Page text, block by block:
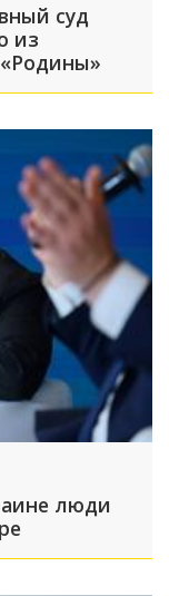
суд
из
люди